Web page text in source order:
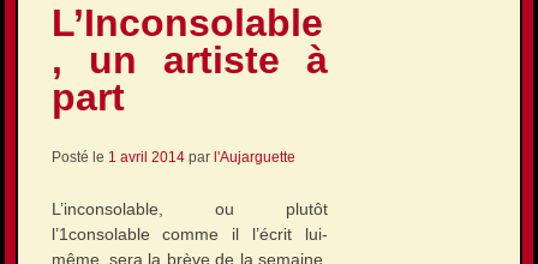
L’Inconsolable
, un artiste à
part
Posté le 1 avril 2014par l'Aujarguette
L’inconsolable, ou plutôt
l’1consolable comme il l’écrit lui-
même, sera la brève de la semaine.